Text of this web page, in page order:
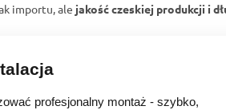
importu, ale jakość czeskiej produkcji i
profesjonalny montaż - szybko,